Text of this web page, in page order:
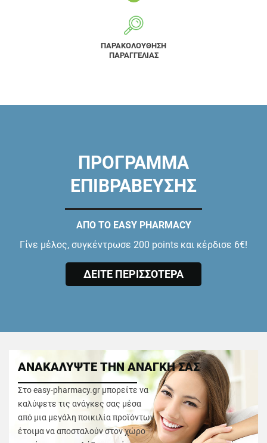
ΠΑΡΑΚΟΛΟΥΘΗΣΗ
ΠΑΡΑΓΓΕΛΙΑΣ
ΠΡΟΓΡΑΜΜΑ
ΕΠΙΒΡΑΒΕΥΣΗΣ
ΑΠΟ ΤΟ EASY PHARMACY
Γίνε μέλος, συγκέντρωσε 200 points και κέρδισε 6€!
ΔΕΙΤΕ ΠΕΡΙΣΣΟΤΕΡΑ
ΑΝΑΚΑΛΥΨΤΕ ΤΗΝ ΑΝΑΓΚΗ ΣΑΣ
Στο easy-pharmacy.gr μπορείτε να
καλύψετε τις ανάγκες σας μέσα
από μια μεγάλη ποικιλία προϊόντων
έτοιμα να αποσταλούν στον χώρο